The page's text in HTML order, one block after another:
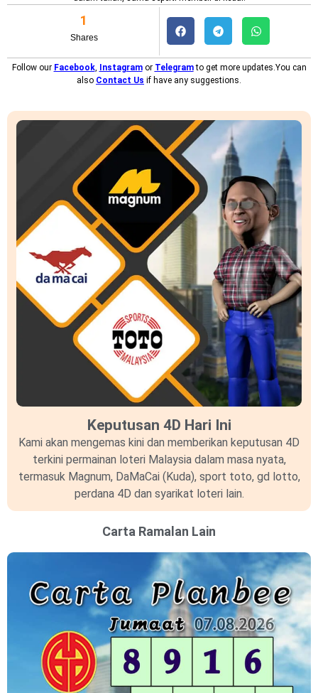
Shares
1
Follow our Facebook, Instagramor Telegramto get more updates.You can
also Contact Us if have any suggestions.
Keputusan 4D Hari Ini
Kami akan mengemas kini dan memberikan keputusan 4D
terkini permainan loteri Malaysia dalam masa nyata,
termasuk Magnum, DaMaCai (Kuda), sport toto, gd lotto,
perdana 4D dan syarikat loteri lain.
Carta Ramalan Lain